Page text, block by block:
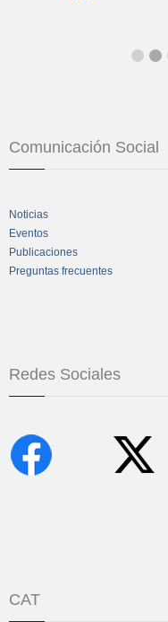
Comunicación Social
Noticias
Eventos
Publicaciones
Preguntas frecuentes
Redes Sociales
CAT